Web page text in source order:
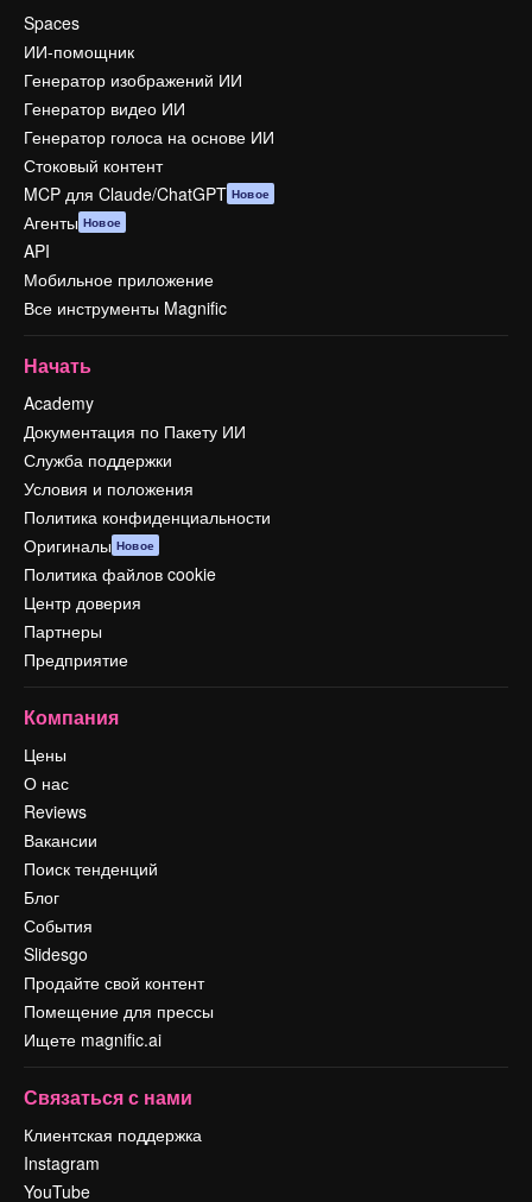
Spaces
ИИ-помощник
Генератор изображений ИИ
Генератор видео ИИ
Генератор голоса на основе ИИ
Стоковый контент
MCP для Claude/ChatGPT Новое
Агенты Новое
API
Мобильное приложение
Все инструменты Magnific
Начать
Academy
Документация по Пакету ИИ
Служба поддержки
Условия и положения
Политика конфиденциальности
Оригиналы Новое
Политика файлов cookie
Центр доверия
Партнеры
Предприятие
Компания
Цены
О нас
Reviews
Вакансии
Поиск тенденций
Блог
События
Slidesgo
Продайте свой контент
Помещение для прессы
Ищете magnific.ai
Связаться с нами
Клиентская поддержка
Instagram
YouTube